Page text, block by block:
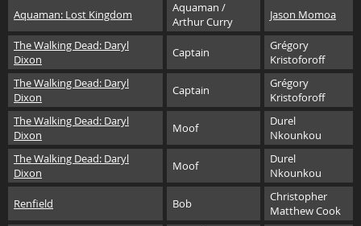
Aquaman: Lost Kingdom
Aquaman /
Arthur Curry
Jason Momoa
The Walking Dead: Daryl
Dixon
Captain
Grégory
Kristoforoff
The Walking Dead: Daryl
Dixon
Captain
Grégory
Kristoforoff
The Walking Dead: Daryl
Dixon
Moof
Durel
Nkounkou
The Walking Dead: Daryl
Dixon
Moof
Durel
Nkounkou
Renfield Bob
Christopher
Matthew Cook